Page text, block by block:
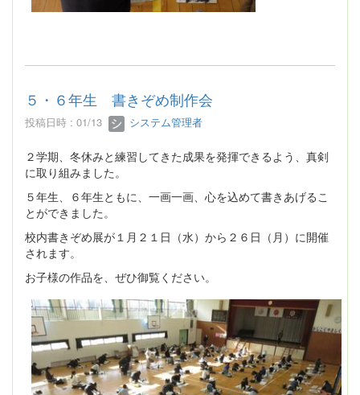
５・６年生 書きぞめ制作会
投稿日時 : 01/13 システム管理者
２学期、冬休みと練習してきた成果を発揮できるよう、真剣
に取り組みました。
５年生、６年生ともに、一画一画、心を込めて書きあげるこ
とができました。
校内書きぞめ展が１月２１日（水）から２６日（月）に開催
されます。
お子様の作品を、ぜひ御覧ください。